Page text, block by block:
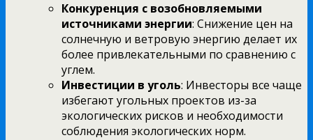
Конкуренция с возобновляемыми
источниками энергии: Снижение цен на
солнечную и ветровую энергию делает их
более привлекательными по сравнению с
углем.
Инвестиции в уголь: Инвесторы все чаще
избегают угольных проектов из-за
экологических рисков и необходимости
соблюдения экологических норм.